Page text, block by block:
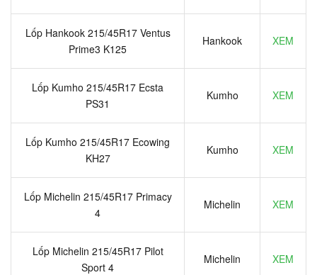
Lốp Hankook 215/45R17 Ventus
Prime3 K125
Hankook XEM
Lốp Kumho 215/45R17 Ecsta
PS31
Kumho XEM
Lốp Kumho 215/45R17 Ecowing
KH27
Kumho XEM
Lốp Michelin 215/45R17 Primacy
4
Michelin XEM
Lốp Michelin 215/45R17 Pilot
Sport 4
Michelin XEM